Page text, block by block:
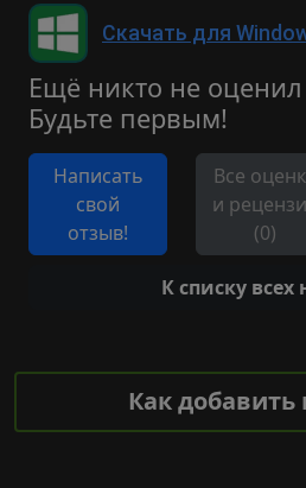
Скачать для
Ещё никто не
Будьте первым!
Написать
свой
отзыв!
Все
и
(0)
К списку всех
Как добавить